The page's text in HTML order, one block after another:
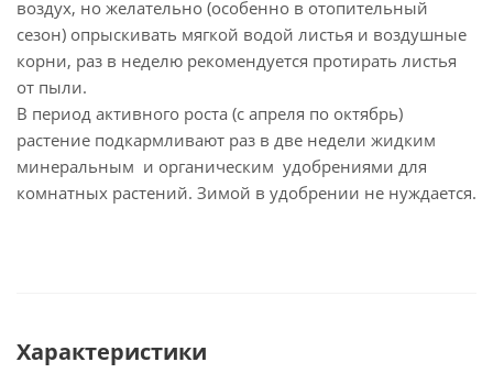
воздух, но желательно (особенно в отопительный
сезон) опрыскивать мягкой водой листья и воздушные
корни, раз в неделю рекомендуется протирать листья
от пыли.
В период активного роста (с апреля по октябрь)
растение подкармливают раз в две недели жидким
минеральным и органическим удобрениями для
комнатных растений. Зимой в удобрении не нуждается.
Характеристики